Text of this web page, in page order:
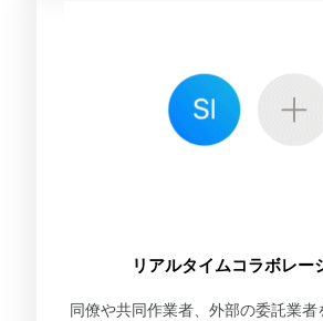
リアルタイムコラボレー
同僚や共同作業者、外部の委託業者